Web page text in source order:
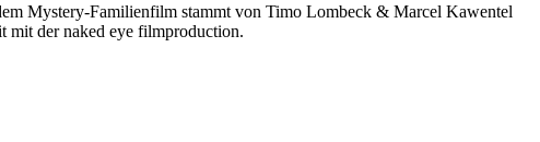
Mystery-Familienfilm stammt von Timo Lombeck & Marcel Kawentel
mit der naked eye filmproduction.